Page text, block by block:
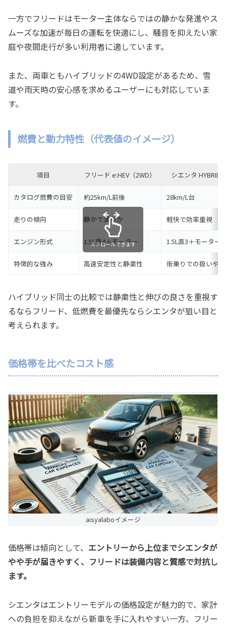
一方でフリードはモーター主体ならではの静かな発進やス
ムーズな加速が毎日の運転を快適にし、騒音を抑えたい家
庭や夜間走行が多い利用者に適しています。
また、両車ともハイブリッドの4WD設定があるため、雪
道や雨天時の安心感を求めるユーザーにも対応していま
す。
燃費と動力特性（代表値のイメージ）
項目 フリード e:HEV（2WD） シエンタ HYBRID
カタログ燃費の目安 約25km/L前後 28km/L台
走りの傾向 静かで滑らか 軽快で効率重視
エンジン形式 1.5L直4＋モーター 1.5L直3＋モーター
特徴的な強み 高速安定性と静粛性 街乗りでの扱いや
スクロールできます
ハイブリッド同士の比較では静粛性と伸びの良さを重視す
るならフリード、低燃費を最優先ならシエンタが狙い目と
考えられます。
価格帯を比べたコスト感
aisyalaboイメージ
価格帯は傾向として、 エントリーから上位までシエンタが
やや手が届きやすく、フリードは装備内容と質感で対抗し
ます。
シエンタはエントリーモデルの価格設定が魅力的で、家計
への負担を抑えながら新車を手に入れやすい一方、フリー